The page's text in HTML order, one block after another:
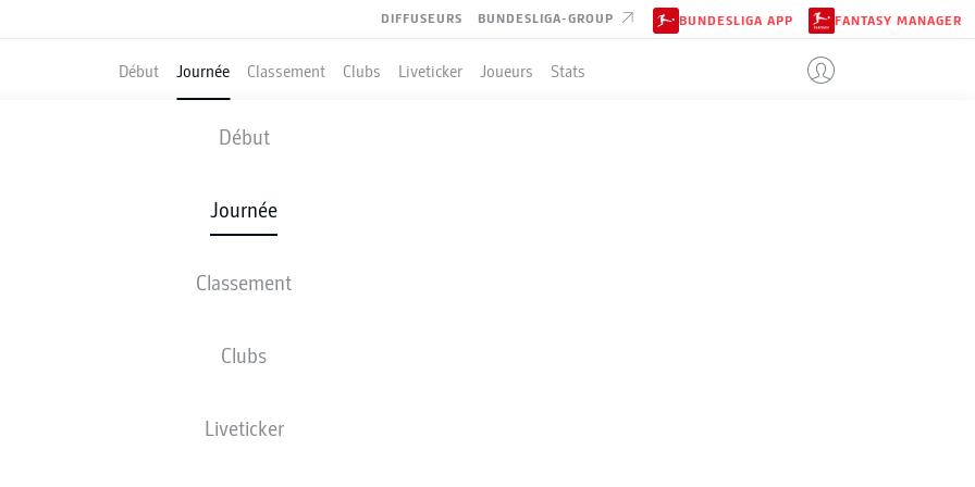
DIFFUSEURS BUNDESLIGA-GROUP BUNDESLIGA APP FANTASY MANAGER
Début Journée Classement Clubs Liveticker Joueurs Stats
Début
Journée
Classement
Clubs
Liveticker
LEVERKUSEN - AUGSBURG
COMPOSITIONS STATISTIQUES
ven., 05.02.2027 - dim., 07.02.2027